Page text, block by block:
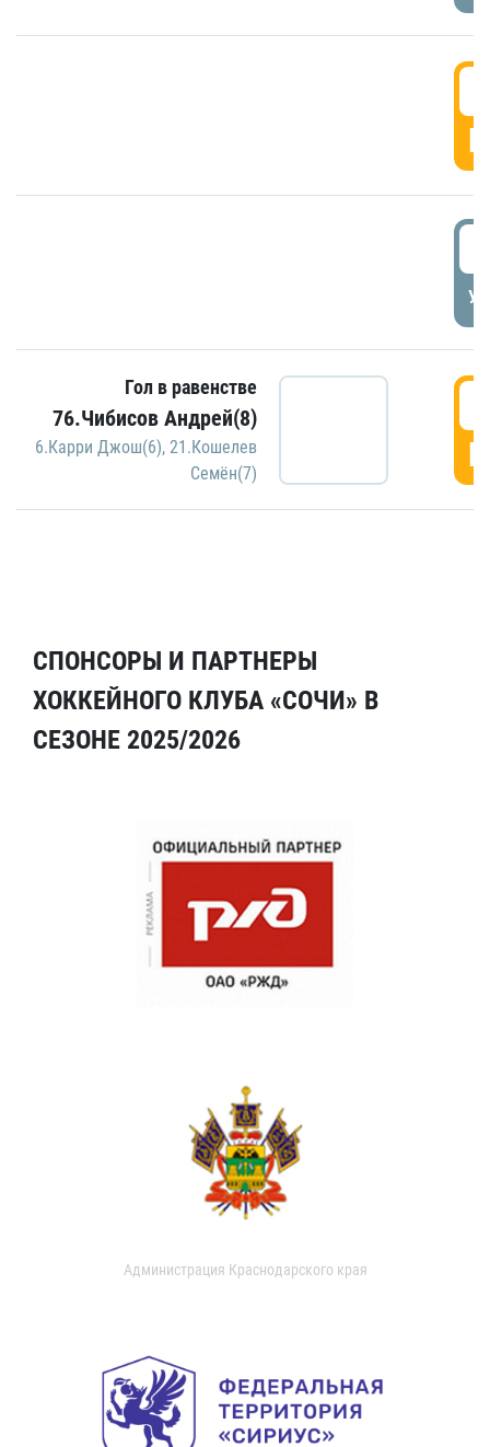
Гол в равенстве
76.Чибисов Андрей(8)
6.Карри Джош(6), 21.Кошелев
Семён(7)
СПОНСОРЫ И ПАРТНЕРЫ
ХОККЕЙНОГО КЛУБА «СОЧИ» В
СЕЗОНЕ 2025/2026
Администрация Краснодарского края